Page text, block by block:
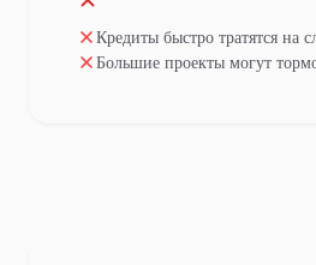
Кредиты быстро тратятся на
Большие проекты могут